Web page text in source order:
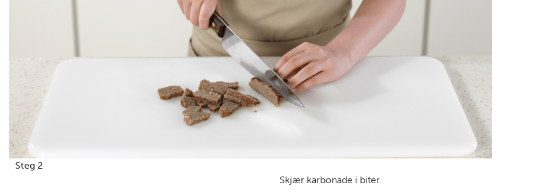
Steg 2
Skjær karbonade i biter.